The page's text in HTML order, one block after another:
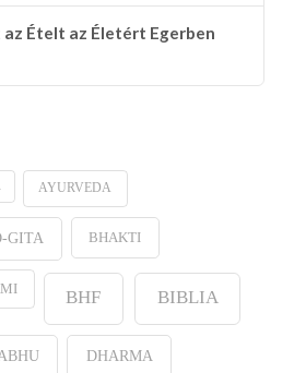
Ételt az Életért Egerben
AYURVEDA
GITA BHAKTI
BHF BIBLIA
DHARMA